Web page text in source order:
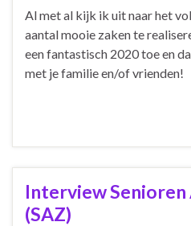
Al met al kijk ik uit naar het
aantal mooie zaken te
een fantastisch 2020 toe en
met je familie en/of vrienden!
Interview
(SAZ)